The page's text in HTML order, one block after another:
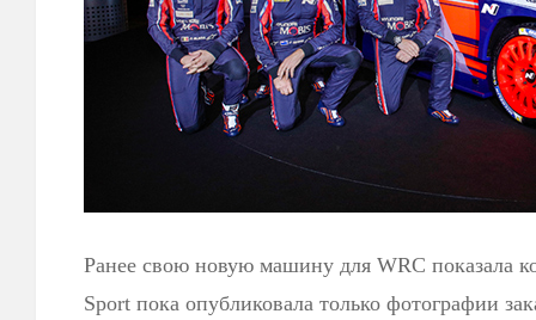
Ранее свою новую машину для WRC показала
Sport пока опубликовала только фотографии